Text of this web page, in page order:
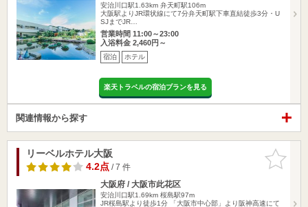
安治川口駅1.63km 弁天町駅106m
大阪駅よりJR環状線にて7分弁天町駅下車直結徒歩3分・U
SJまでJR…
営業時間 11:00～23:00
入浴料金 2,460円～
宿泊 ホテル
楽天トラベルの宿泊プランを見る
関連情報から探す
お気に入
りに追加
リーベルホテル大阪
4.2点/ 7 件
大阪府 / 大阪市此花区
安治川口駅1.69km 桜島駅97m
JR桜島駅より徒歩1分 「大阪市中心部」より阪神高速にて